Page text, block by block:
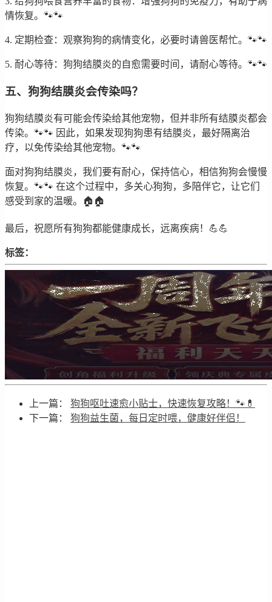
情恢复。🐾🐾
4. 定期检查：观察狗狗的病情变化，必要时请兽医帮忙。🐾🐾
5. 耐心等待：狗狗结膜炎的自愈需要时间，请耐心等待。🐾🐾
五、狗狗结膜炎会传染吗？
狗狗结膜炎有可能会传染给其他宠物，但并非所有结膜炎都会
传染。🐾🐾 因此，如果发现狗狗患有结膜炎，最好隔离治
疗，以免传染给其他宠物。🐾🐾
面对狗狗结膜炎，我们要有耐心，保持信心，相信狗狗会慢慢
恢复。🐾🐾 在这个过程中，多关心狗狗，多陪伴它，让它们
感受到家的温暖。🏠🏠
最后，祝愿所有狗狗都能健康成长，远离疾病！💪💪
标签：
上一篇： 狗狗呕吐速愈小贴士，快速恢复攻略！🐾💊
下一篇： 狗狗益生菌，每日定时喂，健康好伴侣！